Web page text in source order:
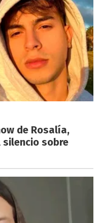
de Rosalía,
silencio sobre